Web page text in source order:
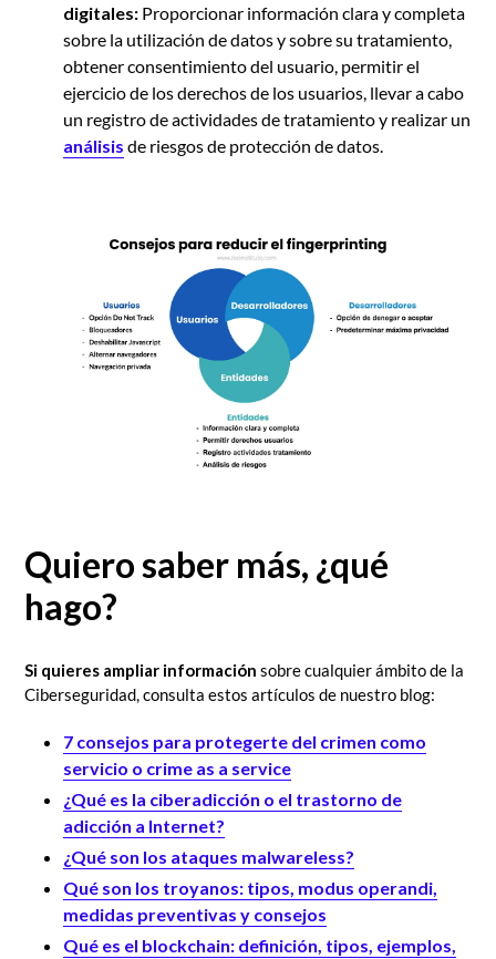
digitales: Proporcionar información clara y completa
sobre la utilización de datos y sobre su tratamiento,
obtener consentimiento del usuario, permitir el
ejercicio de los derechos de los usuarios, llevar a cabo
un registro de actividades de tratamiento y realizar un
análisis de riesgos de protección de datos.
Quiero saber más, ¿qué
hago?
Si quieres ampliar información sobre cualquier ámbito de la
Ciberseguridad, consulta estos artículos de nuestro blog:
7 consejos para protegerte del crimen como
servicio o crime as a service
¿Qué es la ciberadicción o el trastorno de
adicción a Internet?
¿Qué son los ataques malwareless?
Qué son los troyanos: tipos, modus operandi,
medidas preventivas y consejos
Qué es el blockchain: definición, tipos, ejemplos,